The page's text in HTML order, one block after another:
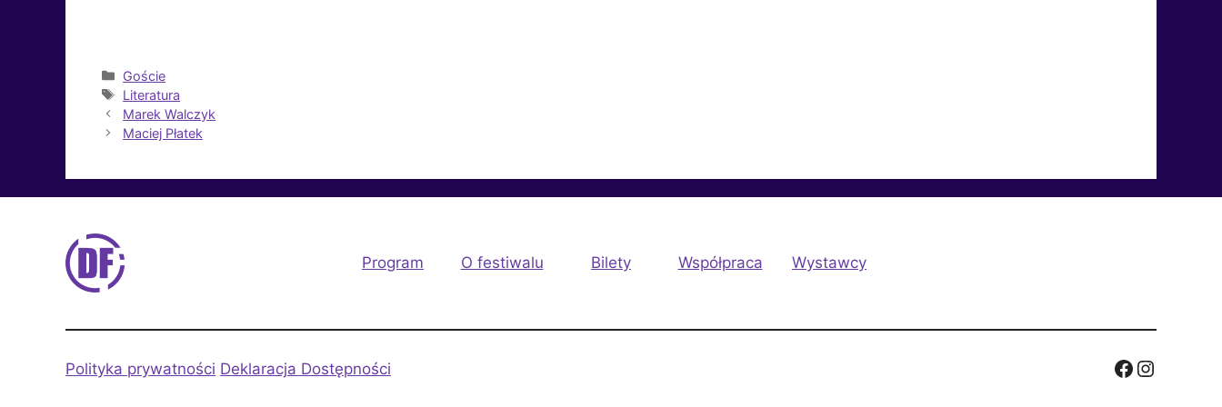
Kategorie
Goście
Tagi
Literatura
Marek Walczyk
Maciej Płatek
Program O festiwalu Bilety Współpraca Wystawcy
Polityka prywatności Deklaracja Dostępności Facebook Instagram